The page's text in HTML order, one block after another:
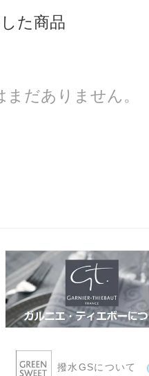
た商品
だありません。
撥水GSについて